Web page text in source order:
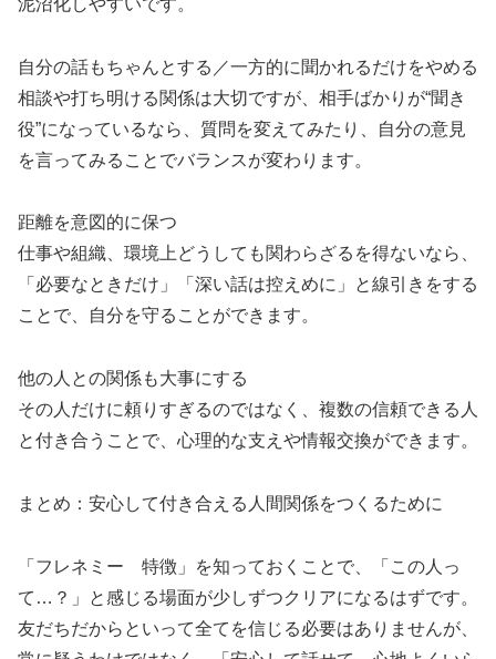
自分の話もちゃんとする／一方的に聞かれるだけをやめる
相談や打ち明ける関係は大切ですが、相手ばかりが“聞き
役”になっているなら、質問を変えてみたり、自分の意見
を言ってみることでバランスが変わります。
距離を意図的に保つ
仕事や組織、環境上どうしても関わらざるを得ないなら、
「必要なときだけ」「深い話は控えめに」と線引きをする
ことで、自分を守ることができます。
他の人との関係も大事にする
その人だけに頼りすぎるのではなく、複数の信頼できる人
と付き合うことで、心理的な支えや情報交換ができます。
まとめ：安心して付き合える人間関係をつくるために
「フレネミー 特徴」を知っておくことで、「この人っ
て…？」と感じる場面が少しずつクリアになるはずです。
友だちだからといって全てを信じる必要はありませんが、